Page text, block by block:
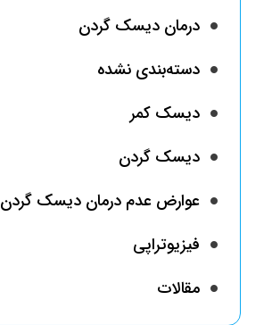
درمان دیسک گردن
دسته‌بندی نشده
دیسک کمر
دیسک گردن
عوارض عدم درمان دیسک گردن
فیزیوتراپی
مقالات